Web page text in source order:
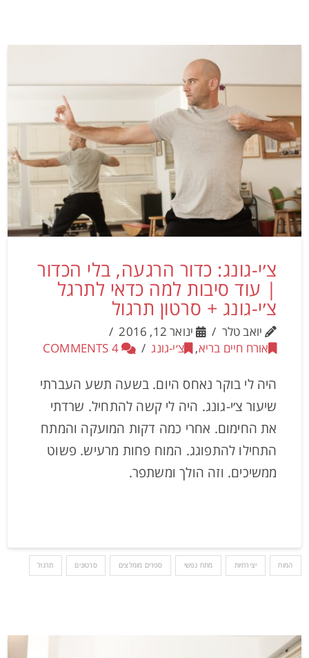
צ׳י-גונג: כדור הרגעה, בלי הכדור
| עוד סיבות למה כדאי לתרגל
צ׳י-גונג + סרטון תרגול
יואב טלר
ינואר 12, 2016
אורח חיים בריא, צ׳י-גונג 4 COMMENTS
היה לי בוקר נאחס היום. בשעה תשע העברתי
שיעור צ׳י-גונג. היה לי קשה להתחיל. שרדתי
את החימום. אחרי כמה דקות המועקה והמתח
התחילו להתפוגג. המוח פחות מרעיש. פשוט
ממשיכים. וזה הולך ומשתפר.
המוח יצירתיות מתח נפשי ספרים מומלצים סרטונים תרגול